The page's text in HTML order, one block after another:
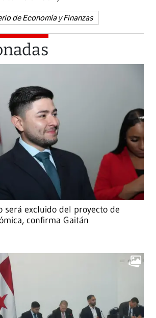
de Economía y Finanzas
será excluido del proyecto de
confirma Gaitán